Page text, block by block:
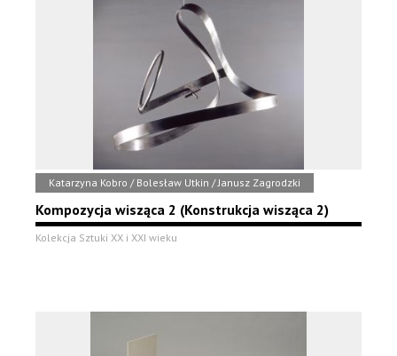
Katarzyna Kobro / Bolesław Utkin / Janusz Zagrodzki
Kompozycja wisząca 2 (Konstrukcja wisząca 2)
Kolekcja Sztuki XX i XXI wieku